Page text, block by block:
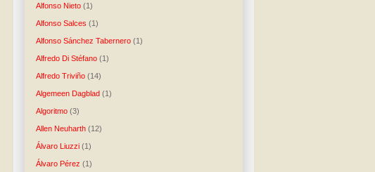
Alfonso Nieto (1)
Alfonso Salces (1)
Alfonso Sánchez Tabernero (1)
Alfredo Di Stéfano (1)
Alfredo Triviño (14)
Algemeen Dagblad (1)
Algoritmo (3)
Allen Neuharth (12)
Álvaro Liuzzi (1)
Álvaro Pérez (1)